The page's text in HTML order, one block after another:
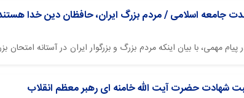
جامعه اسلامی / مردم بزرگ ایران، حافظان دین خدا
مهمی، با بیان اینکه مردم بزرگ و بزرگوار ایران در آستانه
شهادت حضرت آیت الله خامنه ای رهبر معظم انقلاب